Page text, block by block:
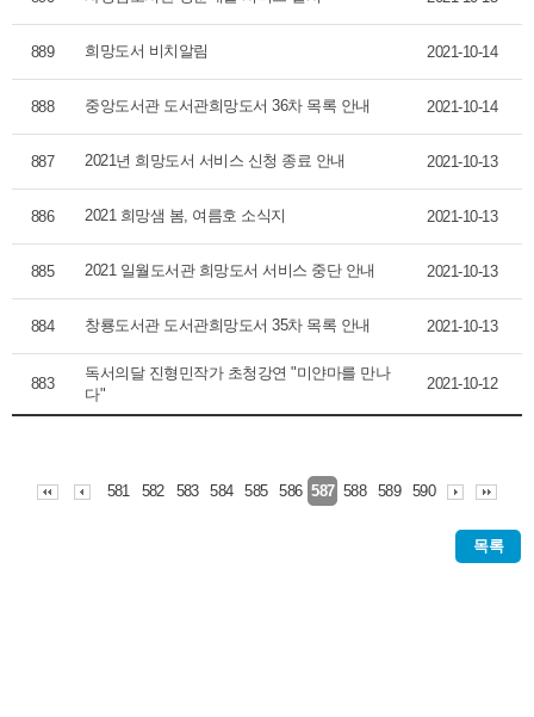
889 희망도서 비치알림 2021-10-14
888 중앙도서관 도서관희망도서 36차 목록 안내 2021-10-14
887 2021년 희망도서 서비스 신청 종료 안내 2021-10-13
886 2021 희망샘 봄, 여름호 소식지 2021-10-13
885 2021 일월도서관 희망도서 서비스 중단 안내 2021-10-13
884 창룡도서관 도서관희망도서 35차 목록 안내 2021-10-13
883
독서의달 진형민작가 초청강연 "미얀마를 만나
다"
2021-10-12
581 582 583 584 585 586 587 588 589 590
목록